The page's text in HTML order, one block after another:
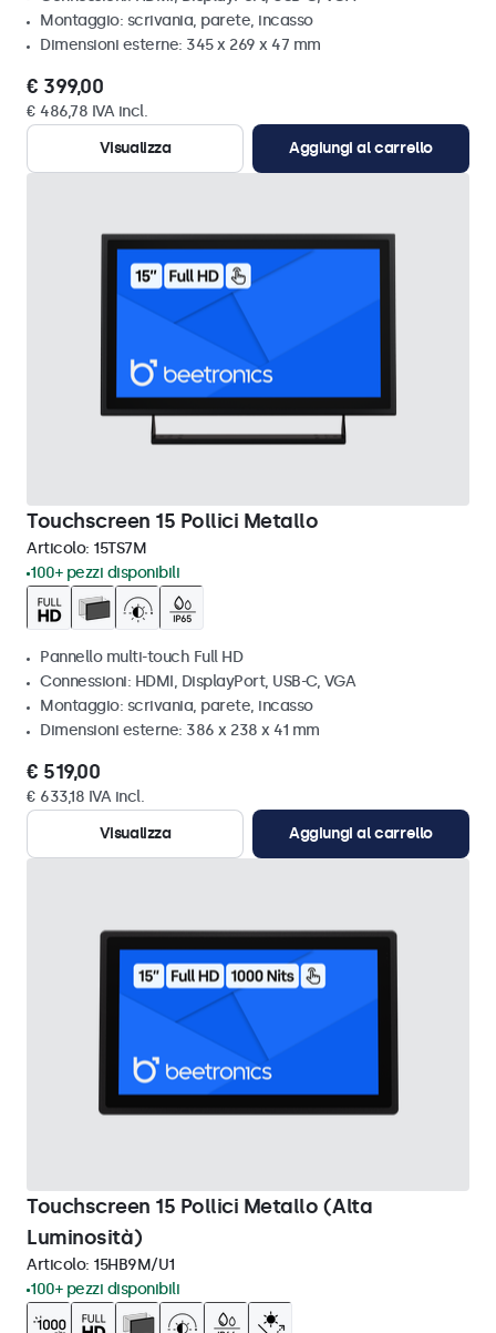
Montaggio: scrivania, parete, incasso
Dimensioni esterne: 345 x 269 x 47 mm
€ 399,00
€ 486,78 IVA incl.
Visualizza
Aggiungi al carrello
Touchscreen 15 Pollici Metallo
Articolo: 15TS7M
100+ pezzi disponibili
Pannello multi-touch Full HD
Connessioni: HDMI, DisplayPort, USB-C, VGA
Montaggio: scrivania, parete, incasso
Dimensioni esterne: 386 x 238 x 41 mm
€ 519,00
€ 633,18 IVA incl.
Visualizza
Aggiungi al carrello
Touchscreen 15 Pollici Metallo (Alta
Luminosità)
Articolo: 15HB9M/U1
100+ pezzi disponibili